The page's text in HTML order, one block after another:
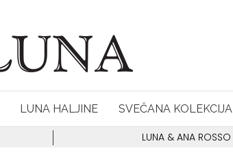
LUNA HALJINE SVEČANA KOLEKCIJA
LUNA & ANA ROSSO